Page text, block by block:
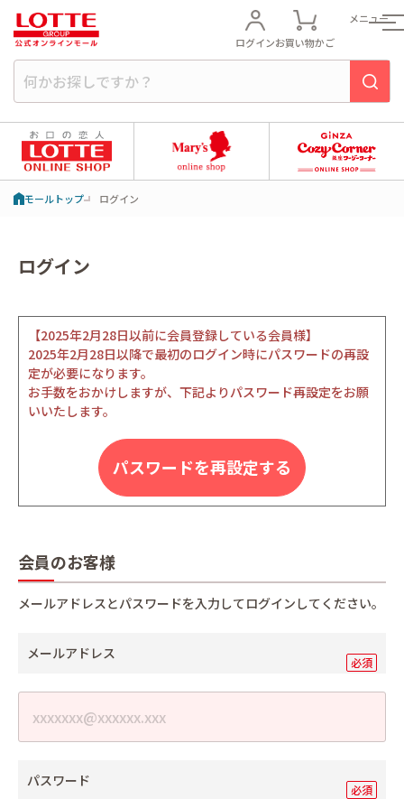
ログインお買い物かご
メニュー
モールトップ ログイン
ログイン
【2025年2月28日以前に会員登録している会員様】
2025年2月28日以降で最初のログイン時にパスワードの再設
定が必要になります。
お手数をおかけしますが、下記よりパスワード再設定をお願
いいたします。
パスワードを再設定する
会員のお客様
メールアドレスとパスワードを入力してログインしてください。
メールアドレス
パスワード